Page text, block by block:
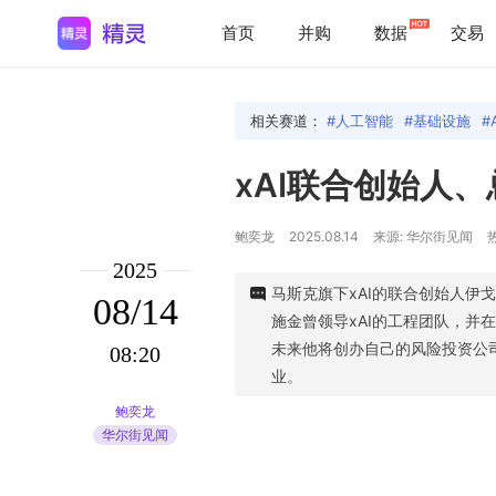
首页 并购 数据 交易
2025
08/14
08:20
鲍奕龙
华尔街见闻
相关赛道： 人工智能 基础设施
xAI联合创始人、
鲍奕龙 2025.08.14 来源: 华尔街见闻
马斯克旗下xAI的联合创始人伊
施金曾领导xAI的工程团队，并
未来他将创办自己的风险投资
业。